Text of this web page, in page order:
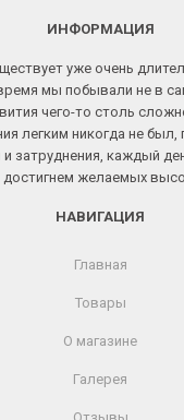
ИНФОРМАЦИЯ
уже очень
мы побывали не в
чего-то столь
легким никогда не был,
затруднения, каждый
достигнем желаемых
НАВИГАЦИЯ
Главная
Товары
О магазине
Галерея